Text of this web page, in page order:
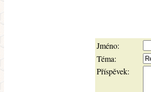
Jméno:
Téma:
Příspěvek: